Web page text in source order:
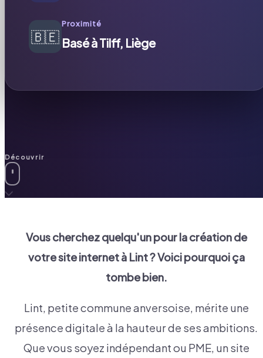
🇧🇪
Proximité
Basé à Tilff, Liège
Découvrir
Vous cherchez quelqu'un pour la création de
votre site internet à Lint? Voici pourquoi ça
tombe bien.
Lint, petite commune anversoise, mérite une
présence digitale à la hauteur de ses ambitions.
Que vous soyez indépendant ou PME, un site